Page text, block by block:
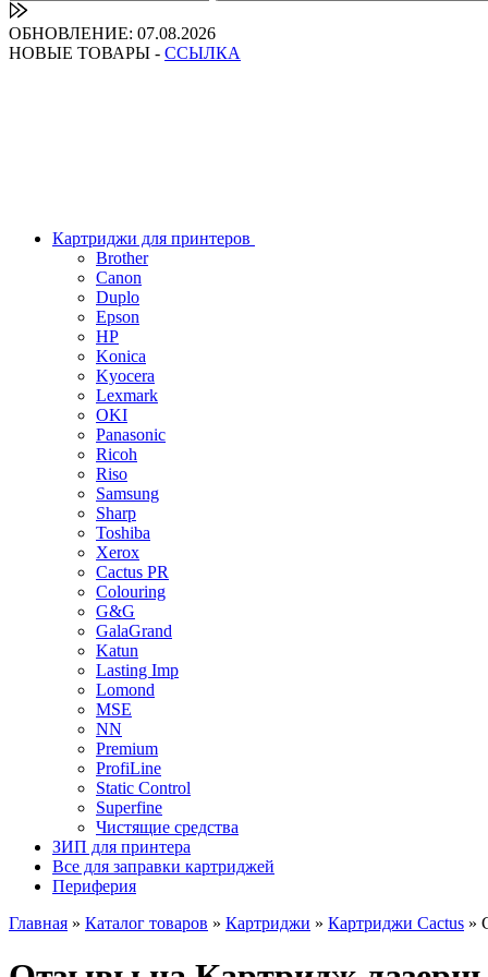
ОБНОВЛЕНИЕ: 07.08.2026
НОВЫЕ ТОВАРЫ - ССЫЛКА
Картриджи для принтеров
Brother
Canon
Duplo
Epson
HP
Konica
Kyocera
Lexmark
OKI
Panasonic
Ricoh
Riso
Samsung
Sharp
Toshiba
Xerox
Cactus PR
Colouring
G&G
GalaGrand
Katun
Lasting Imp
Lomond
MSE
NN
Premium
ProfiLine
Static Control
Superfine
Чистящие средства
ЗИП для принтера
Все для заправки картриджей
Периферия
Главная » Каталог товаров » Картриджи » Картриджи Cactus »